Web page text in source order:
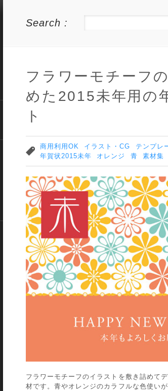
Search :
フラワーモチーフ
めた2015未年用の
ト
商用利用OK イラスト・CG テンプレ
年賀状2015未年
オレンジ 青 素材集
フラワーモチーフのイラストを敷き詰めて
材です。青やオレンジのカラフルな色使い